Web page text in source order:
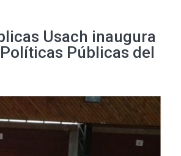
Usach inaugura
Públicas del